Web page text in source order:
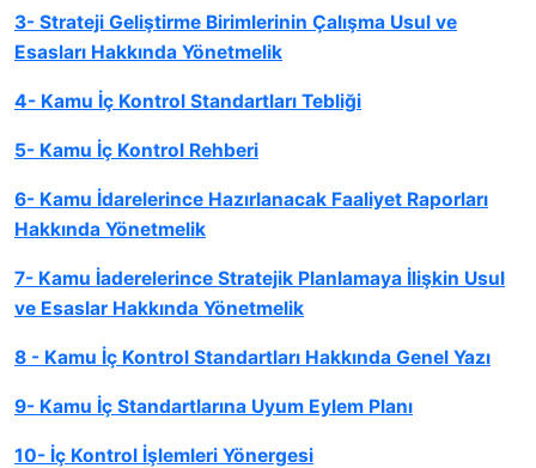
3- Strateji Geliştirme Birimlerinin Çalışma Usul ve
Esasları Hakkında Yönetmelik
4- Kamu İç Kontrol Standartları Tebliği
5- Kamu İç Kontrol Rehberi
6- Kamu İdarelerince Hazırlanacak Faaliyet Raporları
Hakkında Yönetmelik
7- Kamu İaderelerince Stratejik Planlamaya İlişkin Usul
ve Esaslar Hakkında Yönetmelik
8 - Kamu İç Kontrol Standartları Hakkında Genel Yazı
9- Kamu İç Standartlarına Uyum Eylem Planı
10- İç Kontrol İşlemleri Yönergesi